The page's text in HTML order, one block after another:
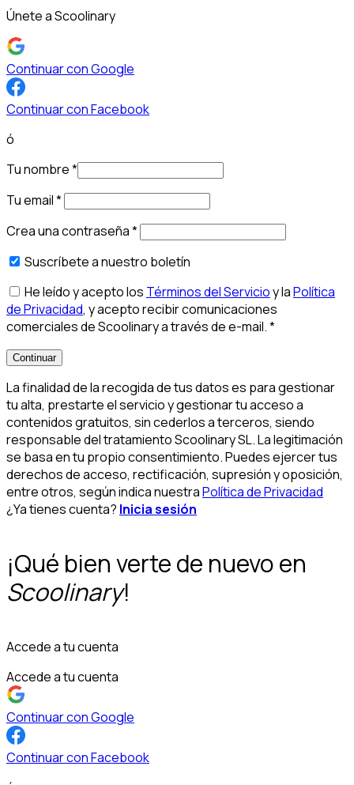
Únete a Scoolinary
Continuar con Google
Continuar con Facebook
ó
Tu nombre*
Tu email*
Crea una contraseña*
Suscríbete a nuestro boletín
He leído y acepto los Términos del Servicioy laPolítica
de Privacidad, y acepto recibir comunicaciones
comerciales de Scoolinary a través de e-mail.*
Continuar
La finalidad de la recogida de tus datos es para gestionar
tu alta, prestarte el servicio y gestionar tu acceso a
contenidos gratuitos, sin cederlos a terceros, siendo
responsable del tratamiento Scoolinary SL. La legitimación
se basa en tu propio consentimiento. Puedes ejercer tus
derechos de acceso, rectificación, supresión y oposición,
entre otros, según indica nuestraPolítica de Privacidad
¿Ya tienes cuenta? Inicia sesión
¡Qué bien verte de nuevo en
Scoolinary!
Accede a tu cuenta
Accede a tu cuenta
Continuar con Google
Continuar con Facebook